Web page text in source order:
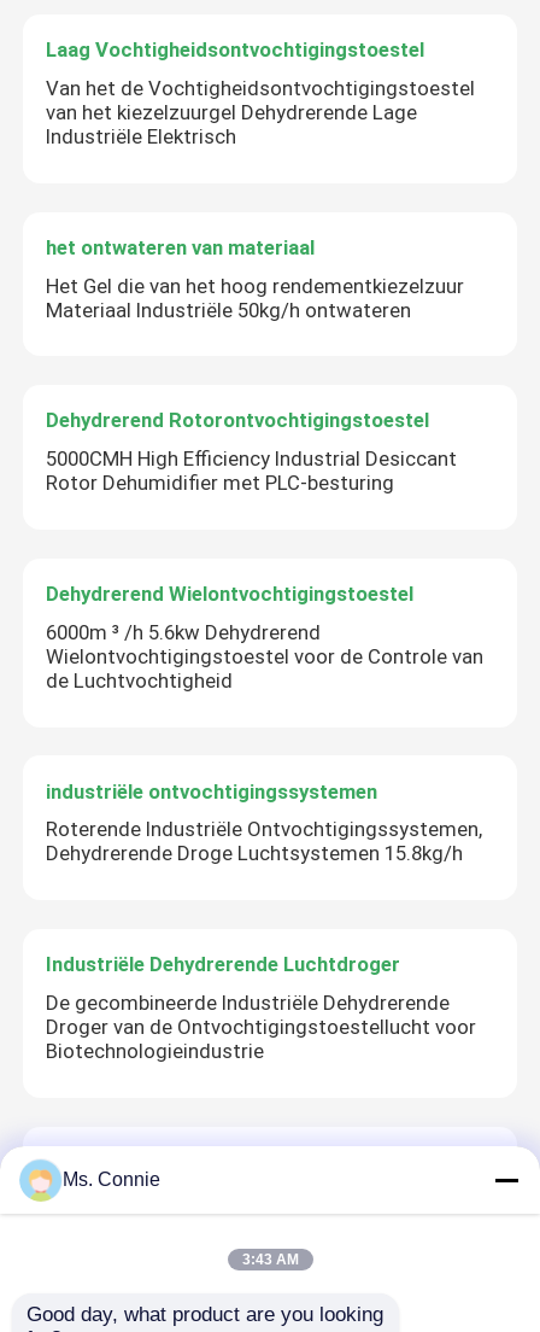
Laag Vochtigheidsontvochtigingstoestel
Van het de Vochtigheidsontvochtigingstoestel
van het kiezelzuurgel Dehydrerende Lage
Industriële Elektrisch
het ontwateren van materiaal
Het Gel die van het hoog rendementkiezelzuur
Materiaal Industriële 50kg/h ontwateren
Dehydrerend Rotorontvochtigingstoestel
5000CMH High Efficiency Industrial Desiccant
Rotor Dehumidifier met PLC-besturing
Dehydrerend Wielontvochtigingstoestel
6000m ³ /h 5.6kw Dehydrerend
Wielontvochtigingstoestel voor de Controle van
de Luchtvochtigheid
industriële ontvochtigingssystemen
Roterende Industriële Ontvochtigingssystemen,
Dehydrerende Droge Luchtsystemen 15.8kg/h
Industriële Dehydrerende Luchtdroger
De gecombineerde Industriële Dehydrerende
Droger van de Ontvochtigingstoestellucht voor
Biotechnologieindustrie
tribune alleen ontvochtigingstoestel
Industrieel Tribune Alleen Ontvochtigingstoestel,
Wieladsorptie van het Kiezelzuurgel
Ms. Connie
3:43 AM
Good day, what product are you looking